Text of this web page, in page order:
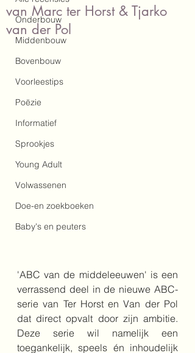
Onderbouw
Middenbouw
Bovenbouw
Voorleestips
Poëzie
Informatief
Sprookjes
Young Adult
Volwassenen
Doe-en zoekboeken
Baby's en peuters
van Marc ter Horst & Tjarko
van der Pol
'ABC van de middeleeuwen' is een
verrassend deel in de nieuwe ABC-
serie van Ter Horst en Van der Pol
dat direct opvalt door zijn ambitie.
Deze serie wil namelijk een
toegankelijk, speels én inhoudelijk